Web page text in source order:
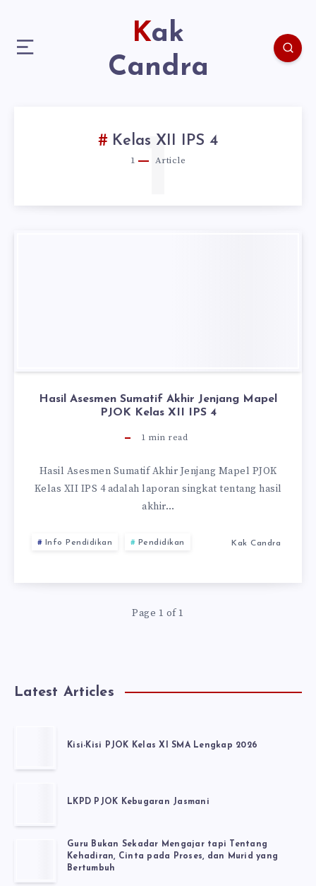
Kak
Candra
Kelas XII IPS 4
1 Article
1
Hasil Asesmen Sumatif Akhir Jenjang Mapel
PJOK Kelas XII IPS 4
1 min read
Hasil Asesmen Sumatif Akhir Jenjang Mapel PJOK
Kelas XII IPS 4 adalah laporan singkat tentang hasil
akhir…
Info Pendidikan Pendidikan Kak Candra
Page 1 of 1
Latest Articles
Kisi-Kisi PJOK Kelas XI SMA Lengkap 2026
LKPD PJOK Kebugaran Jasmani
Guru Bukan Sekadar Mengajar tapi Tentang
Kehadiran, Cinta pada Proses, dan Murid yang
Bertumbuh